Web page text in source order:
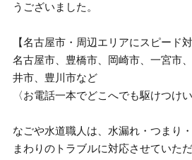
うございました。
【名古屋市・周辺エリアにスピード対
名古屋市、豊橋市、岡崎市、一宮市
井市、豊川市など
〈お電話一本でどこへでも駆けつけ
なごや水道職人は、水漏れ・つまり
まわりのトラブルに対応させていた